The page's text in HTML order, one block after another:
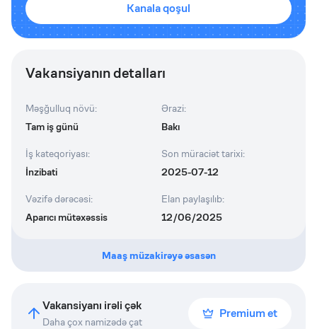
Kanala qoşul
Vakansiyanın detalları
Məşğulluq növü:
Tam iş günü
Ərazi:
Bakı
İş kateqoriyası:
İnzibati
Son müraciət tarixi:
2025-07-12
Vəzifə dərəcəsi:
Aparıcı mütəxəssis
Elan paylaşılıb:
12/06/2025
Maaş müzakirəyə əsasən
Vakansiyanı irəli çək
Daha çox namizədə çat
Premium et